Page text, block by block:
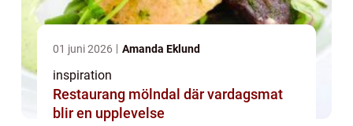
01 juni 2026 Amanda Eklund
inspiration
Restaurang mölndal där vardagsmat
blir en upplevelse